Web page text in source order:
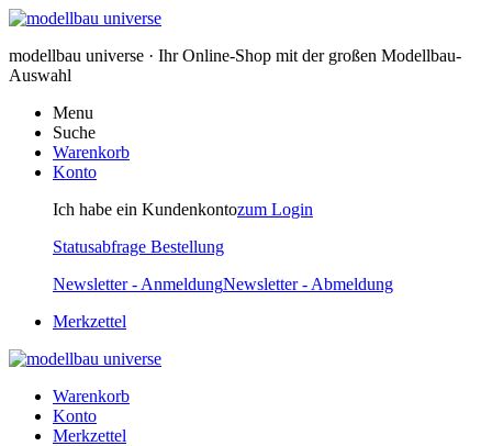
modellbau universe · Ihr Online-Shop mit der großen Modellbau-
Auswahl
Menu
Suche
Warenkorb
Konto
Ich habe ein Kundenkontozum Login
Statusabfrage Bestellung
Newsletter - AnmeldungNewsletter - Abmeldung
Merkzettel
Warenkorb
Konto
Merkzettel